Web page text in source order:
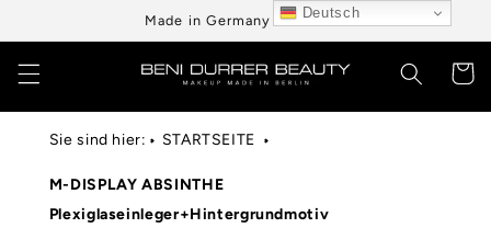
Inhalt
Made in Germany aus Berlin
Sie sind hier: STARTSEITE
M-DISPLAY ABSINTHE
Plexiglaseinleger+Hintergrundmotiv
Deutsch